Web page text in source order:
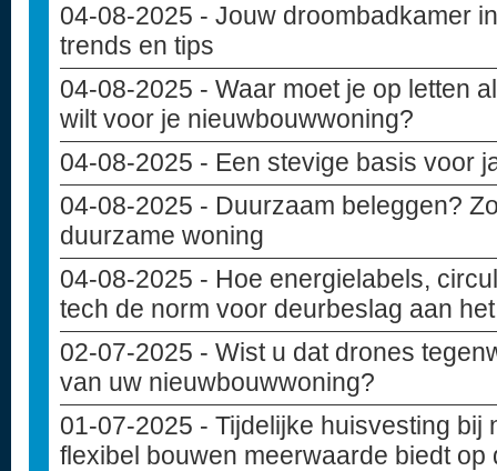
04-08-2025 - Jouw droombadkamer
trends en tips
04-08-2025 - Waar moet je op letten
wilt voor je nieuwbouwwoning?
04-08-2025 - Een stevige basis voor
04-08-2025 - Duurzaam beleggen?
duurzame woning
04-08-2025 - Hoe energielabels,
tech de norm voor deurbeslag aan
02-07-2025 - Wist u dat drones
van uw nieuwbouwwoning?
01-07-2025 - Tijdelijke huisvesting bij
flexibel bouwen meerwaarde biedt op